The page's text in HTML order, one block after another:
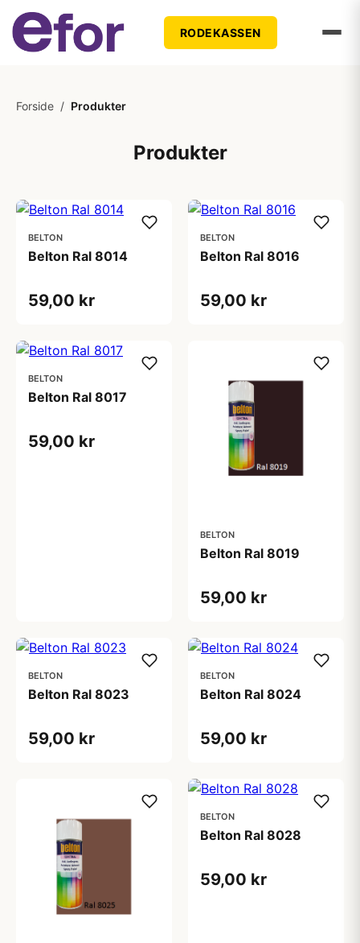
RODEKASSEN
Forside / Produkter
Produkter
BELTON
Belton Ral 8014
59,00 kr
BELTON
Belton Ral 8016
59,00 kr
BELTON
Belton Ral 8017
59,00 kr
BELTON
Belton Ral 8019
59,00 kr
BELTON
Belton Ral 8023
59,00 kr
BELTON
Belton Ral 8024
59,00 kr
BELTON
Belton Ral 8028
59,00 kr